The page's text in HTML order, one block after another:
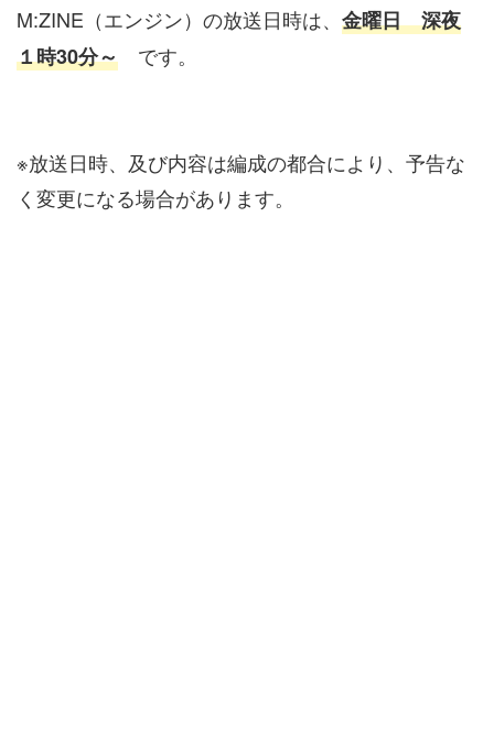
M:ZINE（エンジン）の放送日時は、 金曜日 深夜
１時30分～ です。
※放送日時、及び内容は編成の都合により、予告な
く変更になる場合があります。